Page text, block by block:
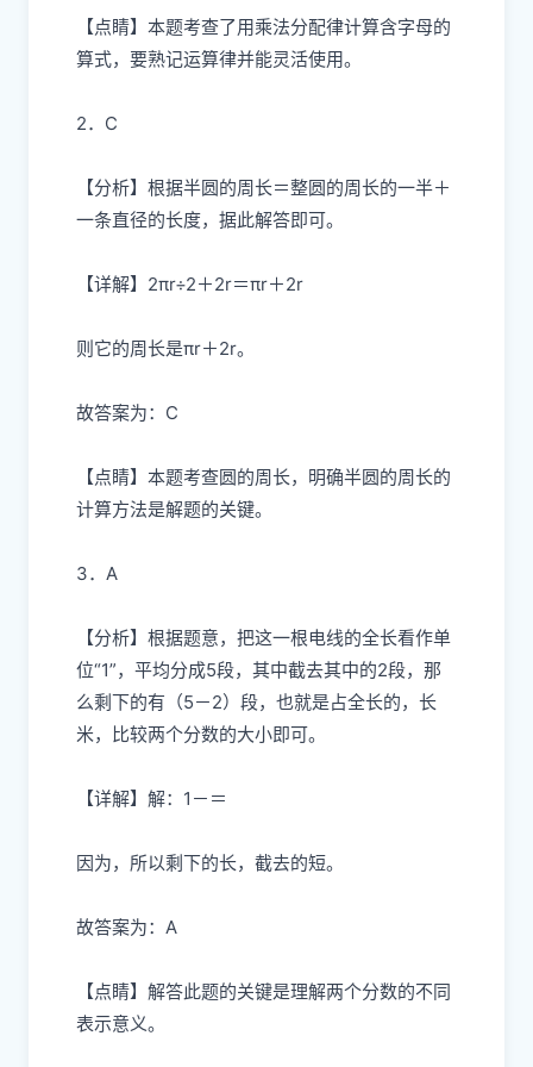
【点睛】本题考查了用乘法分配律计算含字母的
算式，要熟记运算律并能灵活使用。
2．C
【分析】根据半圆的周长＝整圆的周长的一半＋
一条直径的长度，据此解答即可。
【详解】2πr÷2＋2r＝πr＋2r
则它的周长是πr＋2r。
故答案为：C
【点睛】本题考查圆的周长，明确半圆的周长的
计算方法是解题的关键。
3．A
【分析】根据题意，把这一根电线的全长看作单
位“1”，平均分成5段，其中截去其中的2段，那
么剩下的有（5－2）段，也就是占全长的，长
米，比较两个分数的大小即可。
【详解】解：1－ ＝
因为，所以剩下的长，截去的短。
故答案为：A
【点睛】解答此题的关键是理解两个分数的不同
表示意义。